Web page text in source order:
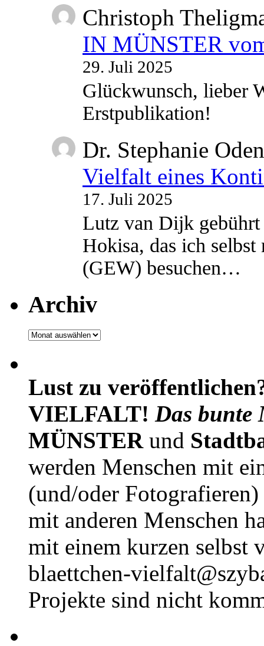
Christoph
IN MÜNSTER
29. Juli 2025
Glückwunsch, lieber
Erstpublikation!
Dr. Stephanie
Vielfalt eines
17. Juli 2025
Lutz van Dijk
Hokisa, das ich
(GEW) besuchen…
Archiv
Archiv
Lust zu
VIELFALT! Das bunte
MÜNSTERund
werden Menschen mit
(und/oder
mit anderen Menschen
mit einem kurzen selbst
blaettchen-
Projekte sind nicht